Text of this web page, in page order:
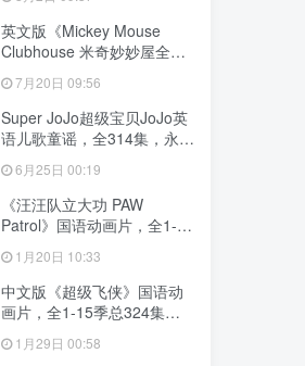
英文字幕，带音频MP3，百
度网盘下载！
英文版《Mickey Mouse
Clubhouse 米奇妙妙屋全
集》全1-5季总148集，
1080P高清视频带英文字
幕，带配套音频MP3，百度
网盘下载！
7月20日 09:56
Super JoJo超级宝贝JoJo英
语儿歌童谣，全314集，永久
免费更新，1080P高清视频
带英文字幕，百度网盘下
载！
6月25日 00:19
《汪汪队立大功 PAW
Patrol》国语动画片，全1-10
季总257集，1080P高清视
频，百度网盘下载！
1月20日 10:33
中文版《超级飞侠》国语动
画片，全1-15季总324集，
1080P高清视频带中文字
幕，百度网盘下载！
1月29日 00:58